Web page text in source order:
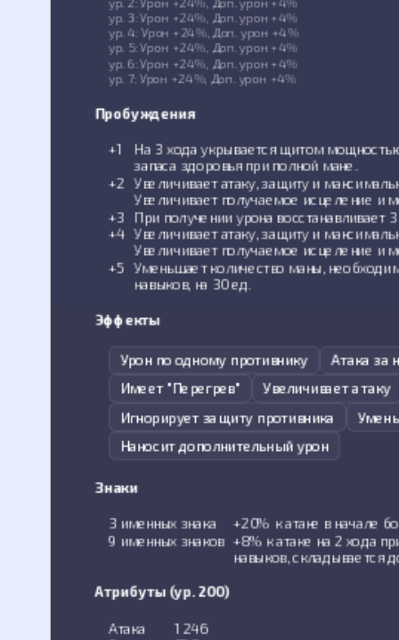
ур. 3: Урон +24%, Доп. урон +4%
ур. 4: Урон +24%, Доп. урон +4%
ур. 5: Урон +24%, Доп. урон +4%
ур. 6: Урон +24%, Доп. урон +4%
ур. 7: Урон +24%, Доп. урон +4%
Пробуждения
+1
На 3 хода укрывается щитом
запаса здоровья при полной мане.
+2
Увеличивает атаку, защиту и
Увеличивает получаемое исцеление и
+3
При получении урона восстанавливает
+4 Увеличивает атаку, защиту и
Увеличивает получаемое исцеление и
+5
Уменьшает количество маны,
навыков, на 30 ед.
Эффекты
Урон по одному противнику
Атака за
Имеет "Перегрев"
Увеличивает атаку
Игнорирует защиту противника
Наносит дополнительный урон
Знаки
3 именных знака
+20% к атаке в начале
9 именных знаков +8% к атаке на 2 хода
навыков, складывается
Атрибуты (ур. 200)
Атака
1 246